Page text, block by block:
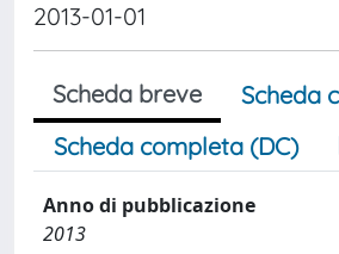
2013-01-01
Scheda breve
Scheda
Scheda completa (DC)
Anno di pubblicazione
2013